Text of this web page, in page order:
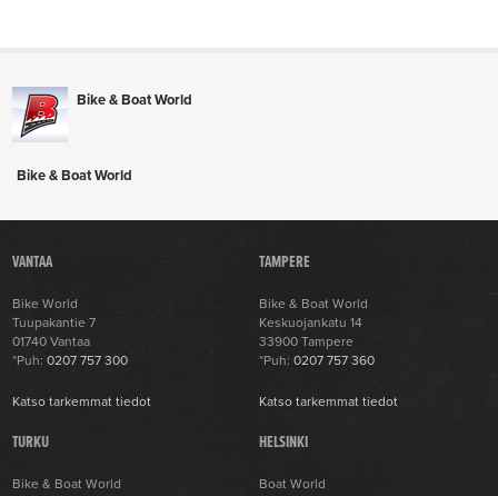
Bike & Boat World
Bike & Boat World
VANTAA
Bike World
Tuupakantie 7
01740 Vantaa
*Puh:0207 757 300
Katso tarkemmat tiedot
TAMPERE
Bike & Boat World
Keskuojankatu 14
33900 Tampere
*Puh:0207 757 360
Katso tarkemmat tiedot
TURKU
Bike & Boat World
HELSINKI
Boat World